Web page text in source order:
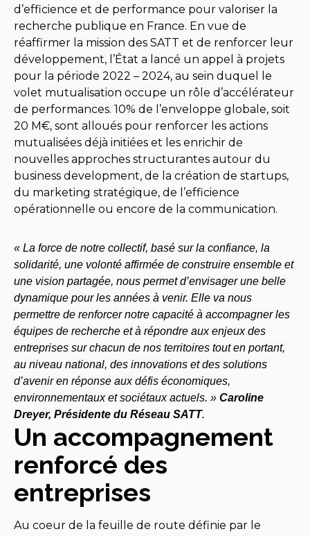
d’efficience et de performance pour valoriser la
recherche publique en France. En vue de
réaffirmer la mission des SATT et de renforcer leur
développement, l’État a lancé un appel à projets
pour la période 2022 – 2024, au sein duquel le
volet mutualisation occupe un rôle d’accélérateur
de performances. 10% de l’enveloppe globale, soit
20 M€, sont alloués pour renforcer les actions
mutualisées déjà initiées et les enrichir de
nouvelles approches structurantes autour du
business development, de la création de startups,
du marketing stratégique, de l’efficience
opérationnelle ou encore de la communication.
« La force de notre collectif, basé sur la confiance, la
solidarité, une volonté affirmée de construire ensemble et
une vision partagée, nous permet d’envisager une belle
dynamique pour les années à venir. Elle va nous
permettre de renforcer notre capacité à accompagner les
équipes de recherche et à répondre aux enjeux des
entreprises sur chacun de nos territoires tout en portant,
au niveau national, des innovations et des solutions
d’avenir en réponse aux défis économiques,
environnementaux et sociétaux actuels. » Caroline
Dreyer, Présidente du Réseau SATT.
Un accompagnement
renforcé des
entreprises
Au coeur de la feuille de route définie par le